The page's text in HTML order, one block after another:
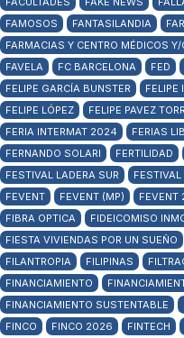
FAMOSOS
FANTASILANDIA
FARMACIAS Y CENTRO MÉDICOS Y/
FAVELA
FC BARCELONA FED
FELIPE GARCÍA BUNSTER
FELIPE
FELIPE LÓPEZ
FELIPE PAVEZ
FERIA INTERMAT 2024
FERIAS
FERNANDO SOLARI
FERTILIDAD
FESTIVAL LADERA SUR
FEVENT
FEVENT (MP) FEVENT
FIBRA OPTICA
FIDEICOMISO
FIESTA VIVIENDAS POR UN SUEÑO
FILANTROPIA
FILIPINAS
FINANCIAMIENTO
FINANCIAMIENTO SUSTENTABLE
FINCO
FINCO 2026 FINTECH